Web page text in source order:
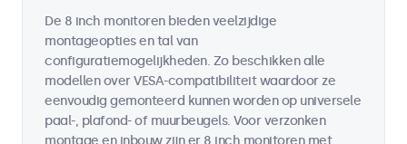
De 8 inch monitoren bieden veelzijdige
montageopties en tal van
configuratiemogelijkheden. Zo beschikken alle
modellen over VESA-compatibiliteit waardoor ze
eenvoudig gemonteerd kunnen worden op universele
paal-, plafond- of muurbeugels. Voor verzonken
montage en inbouw zijn er 8 inch monitoren met